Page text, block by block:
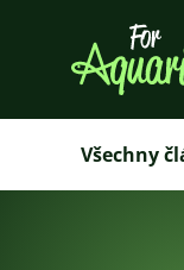
Všechny